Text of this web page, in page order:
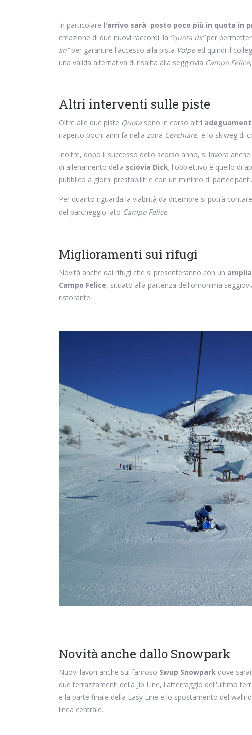
In particolare l'arrivo sarà posto poco più in quota in
creazione di due nuovi raccordi: la “quota dx”per
sn”per garantire l'accesso alla pista Volpeed quindi il
una valida alternativa di risalita alla seggiovia Campo Felice
Altri interventi sulle piste
Oltre alle due piste Quota sono in corso altri
riaperto pochi anni fa nella zona Cerchiare, e lo skiweg di
Inoltre, dopo il successo dello scorso anno, si lavora anche
di allenamento della sciovia Dick; l'obbiettivo è quello di
pubblico a giorni prestabiliti e con un minimo di partecipanti.
Per quanto riguarda la viabilità da dicembre si potrà
del parcheggio lato Campo Felice.
Miglioramenti sui rifugi
Novità anche dai rifugi che si presenteranno con un
Campo Felice, situato alla partenza dell'omonima
ristorante.
Novità anche dallo Snowpark
Nuovi lavori anche sul famoso Swup Snowpark dove
due terrazzamenti della Jib Line, l'atterraggio dell'ultimo
e la parte finale della Easy Line e lo spostamento del
linea centrale.